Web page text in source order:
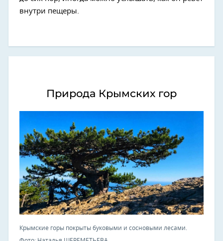
внутри пещеры.
Природа Крымских гор
Крымские горы покрыты буковыми и сосновыми лесами.